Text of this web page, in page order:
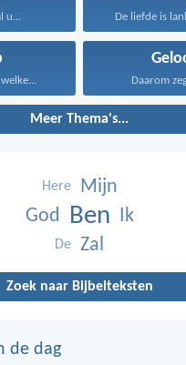
u... De liefde is
Daarom
Meer Thema's...
Here
Mijn
God
Ben Ik
De Zal
Zoek naar Bijbelteksten
de dag